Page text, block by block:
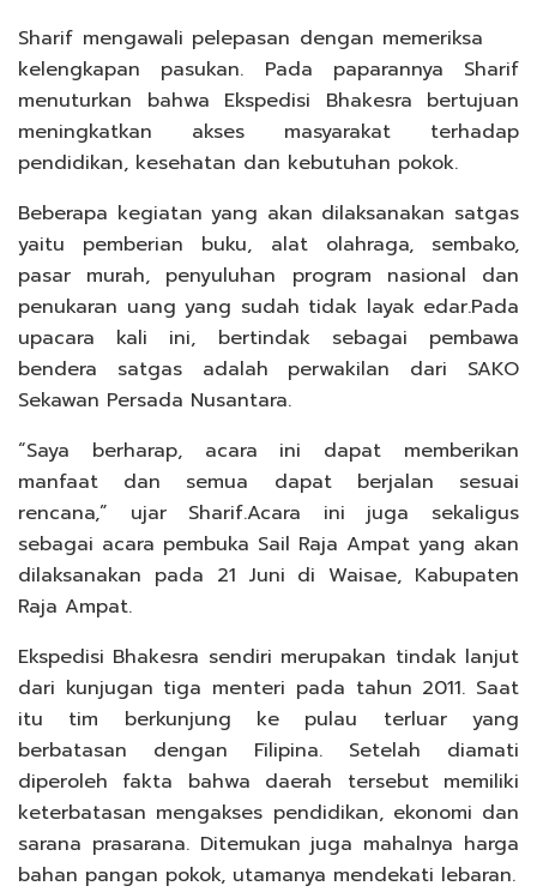
Sharif mengawali pelepasan dengan memeriksa
kelengkapan pasukan. Pada paparannya Sharif
menuturkan bahwa Ekspedisi Bhakesra bertujuan
meningkatkan akses masyarakat terhadap
pendidikan, kesehatan dan kebutuhan pokok.
Beberapa kegiatan yang akan dilaksanakan satgas
yaitu pemberian buku, alat olahraga, sembako,
pasar murah, penyuluhan program nasional dan
penukaran uang yang sudah tidak layak edar.Pada
upacara kali ini, bertindak sebagai pembawa
bendera satgas adalah perwakilan dari SAKO
Sekawan Persada Nusantara.
“Saya berharap, acara ini dapat memberikan
manfaat dan semua dapat berjalan sesuai
rencana,” ujar Sharif.Acara ini juga sekaligus
sebagai acara pembuka Sail Raja Ampat yang akan
dilaksanakan pada 21 Juni di Waisae, Kabupaten
Raja Ampat.
Ekspedisi Bhakesra sendiri merupakan tindak lanjut
dari kunjugan tiga menteri pada tahun 2011. Saat
itu tim berkunjung ke pulau terluar yang
berbatasan dengan Filipina. Setelah diamati
diperoleh fakta bahwa daerah tersebut memiliki
keterbatasan mengakses pendidikan, ekonomi dan
sarana prasarana. Ditemukan juga mahalnya harga
bahan pangan pokok, utamanya mendekati lebaran.